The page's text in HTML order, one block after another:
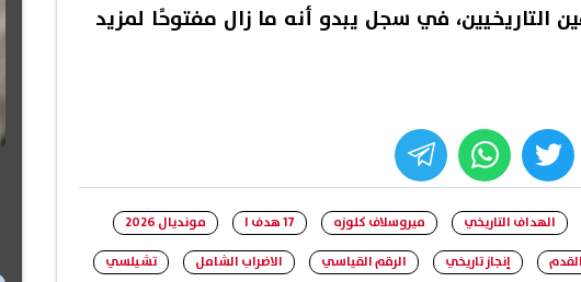
التاريخيين، في سجل يبدو أنه ما زال مفتوحًا لمزيد
twitter
whats
الهداف التاريخي ميروسلاف كلوزه 17 هدف ا
مونديال 2026
إنجاز تاريخي الرقم القياسي الاضراب الشامل
تشيلسي